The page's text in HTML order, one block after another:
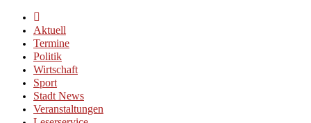
Aktuell
Termine
Politik
Wirtschaft
Sport
Stadt News
Veranstaltungen